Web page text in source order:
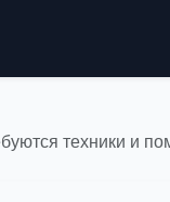
техники и